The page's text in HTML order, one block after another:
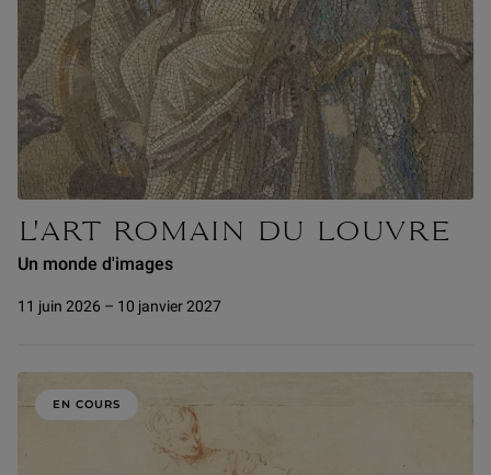
L'ART ROMAIN DU LOUVRE
Un monde d'images
11 juin 2026 – 10 janvier 2027
EN COURS